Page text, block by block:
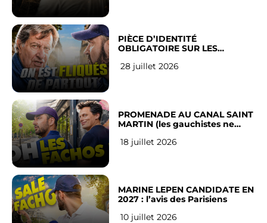
PIÈCE D’IDENTITÉ
OBLIGATOIRE SUR LES
Français
28 juillet 2026
PROMENADE AU CANAL SAINT
MARTIN (les gauchistes ne
18 juillet 2026
MARINE LEPEN CANDIDATE EN
2027 : l’avis des Parisiens
10 juillet 2026